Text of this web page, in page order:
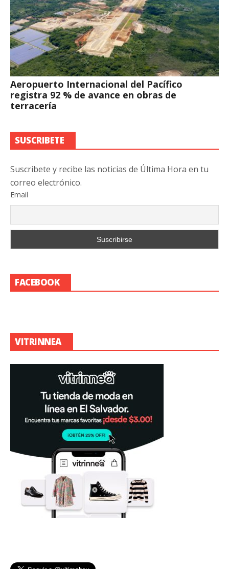
Aeropuerto Internacional del Pacífico
registra 92 % de avance en obras de
terracería
SUSCRIBETE
Suscribete y recibe las noticias de Última Hora en tu
correo electrónico.
Email
FACEBOOK
VITRINNEA